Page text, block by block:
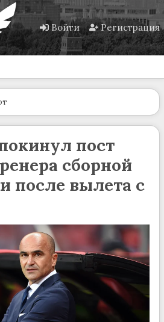
Войти Регистрация
пост
сборной
после вылета с